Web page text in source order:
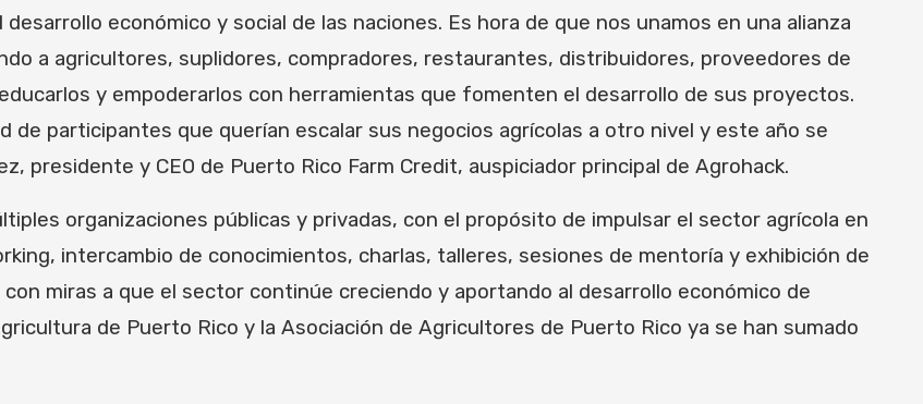
económico y social de las naciones. Es hora de que nos unamos en una alianza
a agricultores, suplidores, compradores, restaurantes, distribuidores, proveedores de
y empoderarlos con herramientas que fomenten el desarrollo de sus proyectos.
de participantes que querían escalar sus negocios agrícolas a otro nivel y este año se
presidente y CEO de Puerto Rico Farm Credit, auspiciador principal de Agrohack.
organizaciones públicas y privadas, con el propósito de impulsar el sector agrícola en
intercambio de conocimientos, charlas, talleres, sesiones de mentoría y exhibición de
miras a que el sector continúe creciendo y aportando al desarrollo económico de
de Puerto Rico y la Asociación de Agricultores de Puerto Rico ya se han sumado